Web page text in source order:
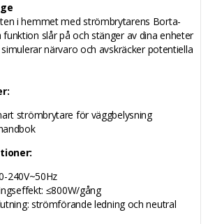
i hemmet med strömbrytarens Borta-
slår på och stänger av dina enheter
närvaro och avskräcker potentiella
strömbrytare för väggbelysning
240V~50Hz
≤800W/gång
strömförande ledning och neutral